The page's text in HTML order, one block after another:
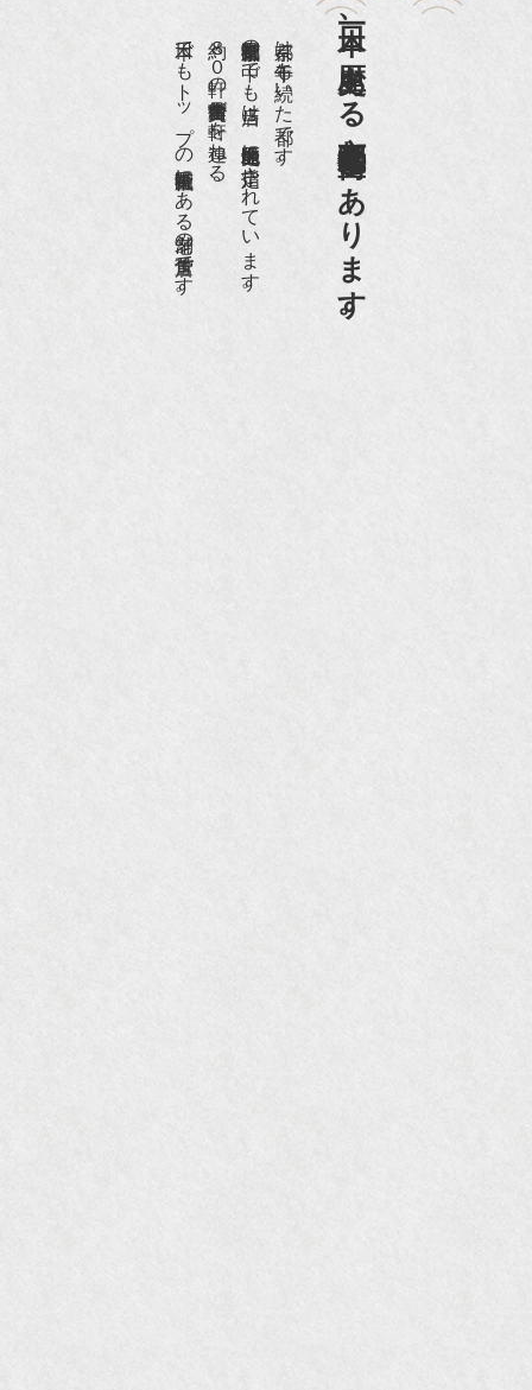
日本一、歴史ある
京都祇園骨董街にあります。
京都は千年も続いた都です。
京都祇園骨董街の中でも当店は、歴史的保全地区に指定されています。
約８０軒の古美術骨董商が軒を連ねる、
日本でもトップの祇園骨董街にある老舗の骨董店です。